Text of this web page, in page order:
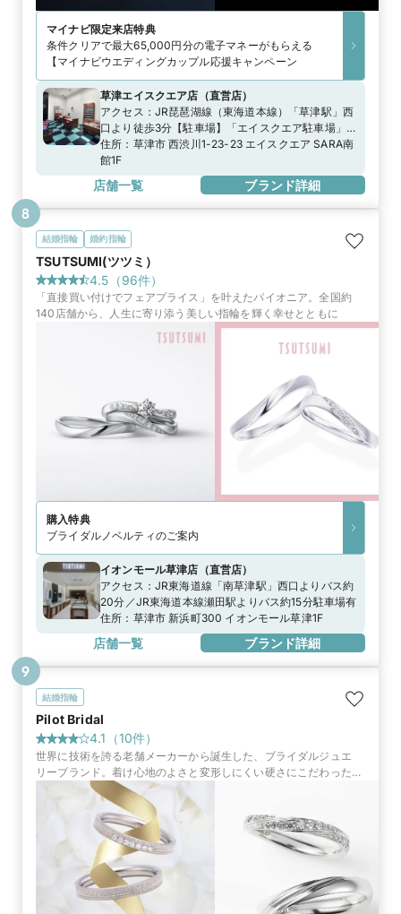
マイナビ限定来店特典
条件クリアで最大65,000円分の電子マネーがもらえる
【マイナビウエディングカップル応援キャンペーン
草津エイスクエア店 （直営店）
アクセス： JR琵琶湖線（東海道本線）「草津駅」西
口より徒歩3分【駐車場】「エイスクエア駐車場」※
無料駐車券発行はエイスクエアに準ずる
住所： 草津市 西渋川1-23-23 エイスクエア SARA南
館1F
店舗一覧 ブランド詳細
結婚指輪 婚約指輪
TSUTSUMI(ツツミ）
4.5 （96件）
「直接買い付けでフェアプライス」を叶えたパイオニア。全国約
140店舗から、人生に寄り添う美しい指輪を輝く幸せとともに
購入特典
ブライダルノベルティのご案内
イオンモール草津店 （直営店）
アクセス： JR東海道線「南草津駅」西口よりバス約
20分／JR東海道本線瀬田駅よりバス約15分駐車場有
住所： 草津市 新浜町300 イオンモール草津1F
店舗一覧 ブランド詳細
8
結婚指輪
Pilot Bridal
4.1 （10件）
世界に技術を誇る老舗メーカーから誕生した、ブライダルジュエ
リーブランド。着け心地のよさと変形しにくい硬さにこだわった至
高のリングを、ふたりの人生の始まりに
9